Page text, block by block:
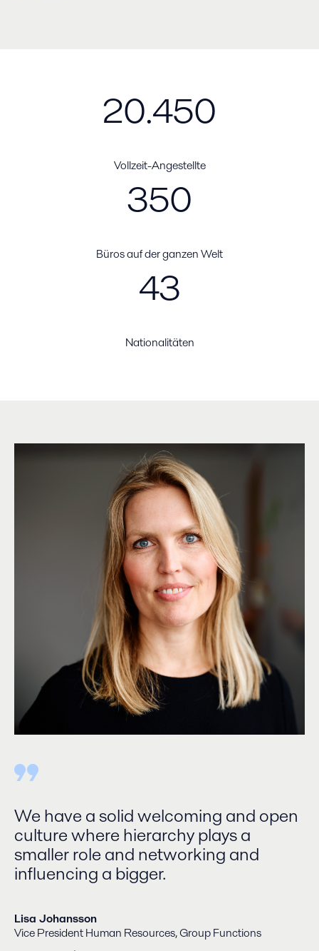
20.450
Vollzeit-Angestellte
350
Büros auf der ganzen Welt
43
Nationalitäten
We have a solid welcoming and open
culture where hierarchy plays a
smaller role and networking and
influencing a bigger.
Lisa Johansson
Vice President Human Resources, Group Functions